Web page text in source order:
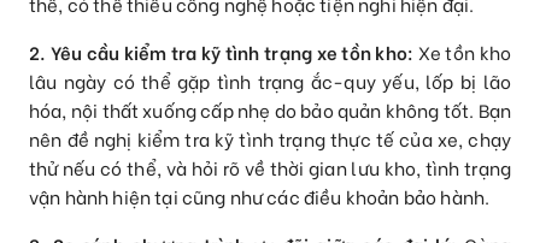
2. Yêu cầu kiểm tra kỹ tình trạng xe tồn kho: Xe tồn kho
lâu ngày có thể gặp tình trạng ắc-quy yếu, lốp bị lão
hóa, nội thất xuống cấp nhẹ do bảo quản không tốt. Bạn
nên đề nghị kiểm tra kỹ tình trạng thực tế của xe, chạy
thử nếu có thể, và hỏi rõ về thời gian lưu kho, tình trạng
vận hành hiện tại cũng như các điều khoản bảo hành.